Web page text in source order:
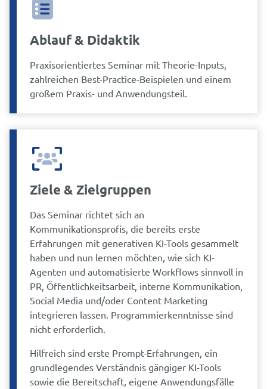
Ablauf & Didaktik
Praxisorientiertes Seminar mit Theorie-Inputs,
zahlreichen Best-Practice-Beispielen und einem
großem Praxis- und Anwendungsteil.
Ziele & Zielgruppen
Das Seminar richtet sich an
Kommunikationsprofis, die bereits erste
Erfahrungen mit generativen KI-Tools gesammelt
haben und nun lernen möchten, wie sich KI-
Agenten und automatisierte Workflows sinnvoll in
PR, Öffentlichkeitsarbeit, interne Kommunikation,
Social Media und/oder Content Marketing
integrieren lassen. Programmierkenntnisse sind
nicht erforderlich.
Hilfreich sind erste Prompt-Erfahrungen, ein
grundlegendes Verständnis gängiger KI-Tools
sowie die Bereitschaft, eigene Anwendungsfälle